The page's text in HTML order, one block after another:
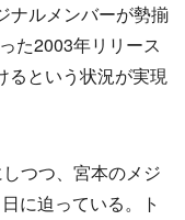
ナルメンバーが勢揃
た2003年リリース
るという状況が実現
つつ、宮本のメジ
に迫っている。ト